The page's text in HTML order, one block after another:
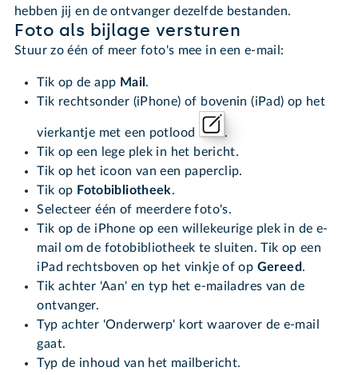
hebben jij en de ontvanger dezelfde bestanden.
Foto als bijlage versturen
Stuur zo één of meer foto's mee in een e-mail:
Tik op de app Mail .
Tik rechtsonder (iPhone) of bovenin (iPad) op het
vierkantje met een potlood
.
Tik op een lege plek in het bericht.
Tik op het icoon van een paperclip.
Tik op Fotobibliotheek.
Selecteer één of meerdere foto's.
Tik op de iPhone op een willekeurige plek in de e-
mail om de fotobibliotheek te sluiten. Tik op een
iPad rechtsboven op het vinkje of op Gereed.
Tik achter 'Aan' en typ het e-mailadres van de
ontvanger.
Typ achter 'Onderwerp' kort waarover de e-mail
gaat.
Typ de inhoud van het mailbericht.